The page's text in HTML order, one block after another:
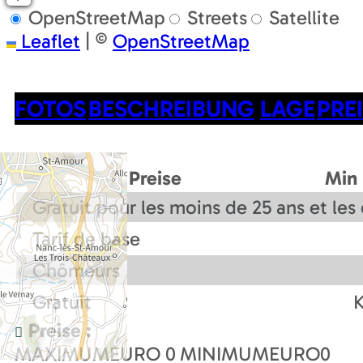
OpenStreetMap Streets
Satellite
Leaflet | © OpenStreetMap
FOTOSBESCHREIBUNG LAGE
Preise
Min
Gratuit pour les moins de 25 ans et les
Tarif de base
Chômeurs
Gratuit
Preise :
MAXIMUMEURO 0 MINIMUMEURO0